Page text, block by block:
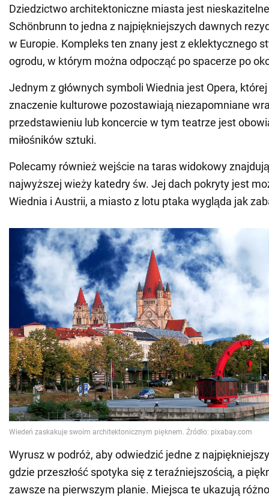
Dziedzictwo architektoniczne miasta jest
Schönbrunn to jedna z najpiękniejszych dawnych
w Europie. Kompleks ten znany jest z eklektycznego
ogrodu, w którym można odpocząć po spacerze po
Jednym z głównych symboli Wiednia jest Opera,
znaczenie kulturowe pozostawiają niezapomniane
przedstawieniu lub koncercie w tym teatrze jest
miłośników sztuki.
Polecamy również wejście na taras widokowy
najwyższej wieży katedry św. Jej dach pokryty jest
Wiednia i Austrii, a miasto z lotu ptaka wygląda jak
Wyrusz w podróż, aby odwiedzić jedne z
gdzie przeszłość spotyka się z teraźniejszością, a
zawsze na pierwszym planie. Miejsca te ukazują